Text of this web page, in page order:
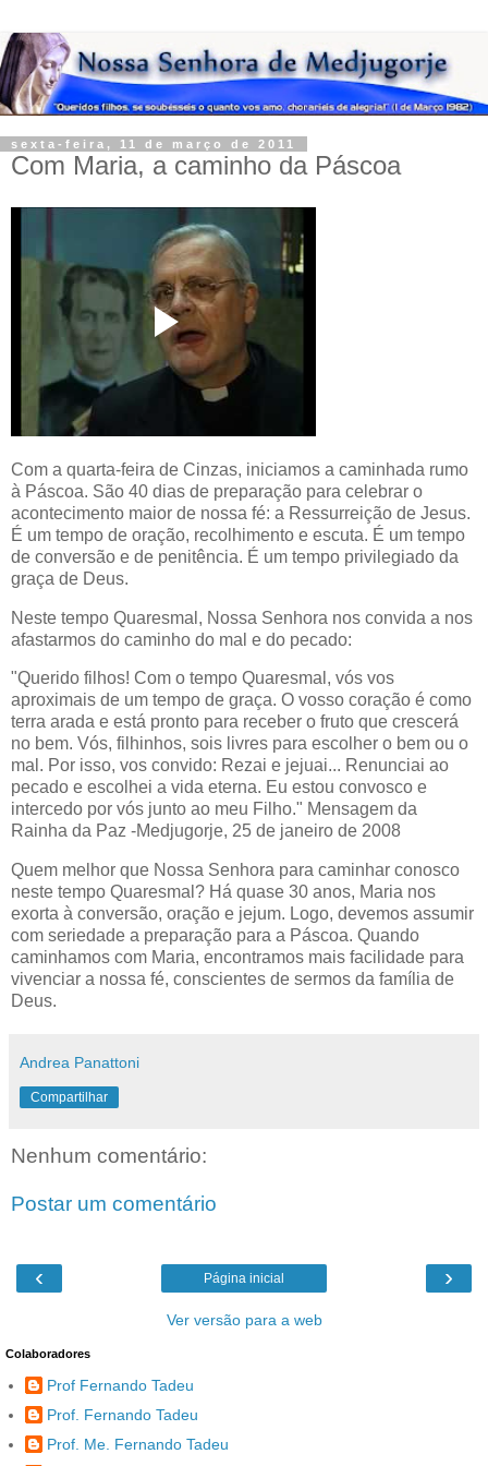
sexta-feira, 11 de março de 2011
Com Maria, a caminho da Páscoa
Com a quarta-feira de Cinzas, iniciamos a caminhada rumo
à Páscoa. São 40 dias de preparação para celebrar o
acontecimento maior de nossa fé: a Ressurreição de Jesus.
É um tempo de oração, recolhimento e escuta. É um tempo
de conversão e de penitência. É um tempo privilegiado da
graça de Deus.
Neste tempo Quaresmal, Nossa Senhora nos convida a nos
afastarmos do caminho do mal e do pecado:
"Querido filhos! Com o tempo Quaresmal, vós vos
aproximais de um tempo de graça. O vosso coração é como
terra arada e está pronto para receber o fruto que crescerá
no bem. Vós, filhinhos, sois livres para escolher o bem ou o
mal. Por isso, vos convido: Rezai e jejuai... Renunciai ao
pecado e escolhei a vida eterna. Eu estou convosco e
intercedo por vós junto ao meu Filho." Mensagem da
Rainha da Paz -Medjugorje, 25 de janeiro de 2008
Quem melhor que Nossa Senhora para caminhar conosco
neste tempo Quaresmal? Há quase 30 anos, Maria nos
exorta à conversão, oração e jejum. Logo, devemos assumir
com seriedade a preparação para a Páscoa. Quando
caminhamos com Maria, encontramos mais facilidade para
vivenciar a nossa fé, conscientes de sermos da família de
Deus.
Andrea Panattoni
Compartilhar
Nenhum comentário:
Postar um comentário
‹ ›
Página inicial
Ver versão para a web
Colaboradores
Prof Fernando Tadeu
Prof. Fernando Tadeu
Prof. Me. Fernando Tadeu